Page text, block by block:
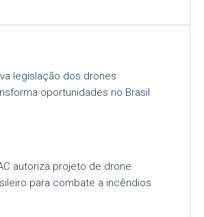
legislação dos drones
oportunidades no Brasil
autoriza projeto de drone
para combate a incêndios